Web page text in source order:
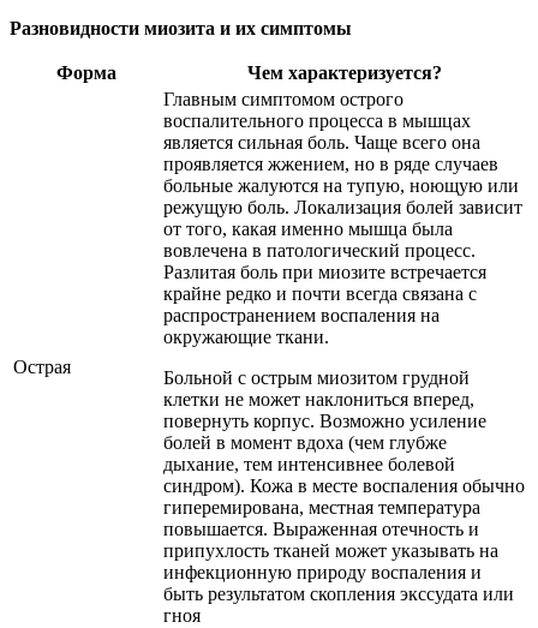
Разновидности миозита и их симптомы
Форма Чем характеризуется?
Острая
Главным симптомом острого
воспалительного процесса в мышцах
является сильная боль. Чаще всего она
проявляется жжением, но в ряде случаев
больные жалуются на тупую, ноющую или
режущую боль. Локализация болей зависит
от того, какая именно мышца была
вовлечена в патологический процесс.
Разлитая боль при миозите встречается
крайне редко и почти всегда связана с
распространением воспаления на
окружающие ткани.
Больной с острым миозитом грудной
клетки не может наклониться вперед,
повернуть корпус. Возможно усиление
болей в момент вдоха (чем глубже
дыхание, тем интенсивнее болевой
синдром). Кожа в месте воспаления обычно
гиперемирована, местная температура
повышается. Выраженная отечность и
припухлость тканей может указывать на
инфекционную природу воспаления и
быть результатом скопления экссудата или
гноя